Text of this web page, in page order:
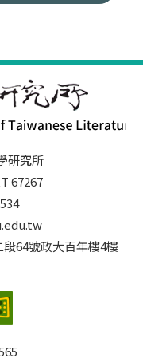
研究所
67267
64號政大百年樓4樓